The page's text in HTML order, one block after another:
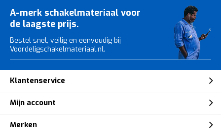
A-merk schakelmateriaal voor
de laagste prijs.
Bestel snel, veilig en eenvoudig bij
Voordeligschakelmateriaal.nl.
Klantenservice
Mijn account
Merken